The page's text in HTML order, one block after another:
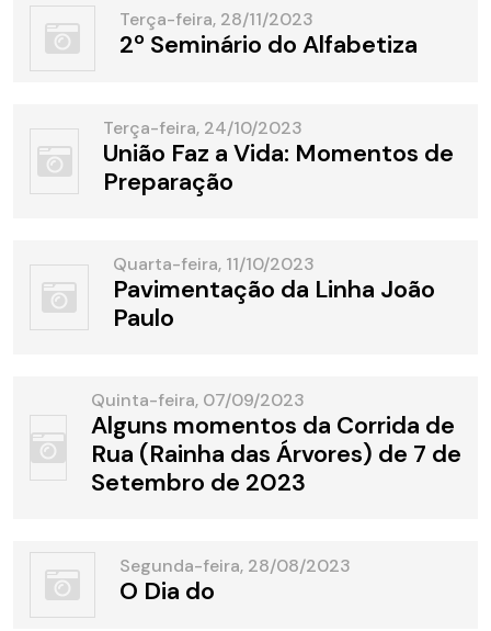
Terça-feira, 28/11/2023
2º Seminário do Alfabetiza
Terça-feira, 24/10/2023
União Faz a Vida: Momentos de
Preparação
Quarta-feira, 11/10/2023
Pavimentação da Linha João
Paulo
Quinta-feira, 07/09/2023
Alguns momentos da Corrida de
Rua (Rainha das Árvores) de 7 de
Setembro de 2023
Segunda-feira, 28/08/2023
O Dia do